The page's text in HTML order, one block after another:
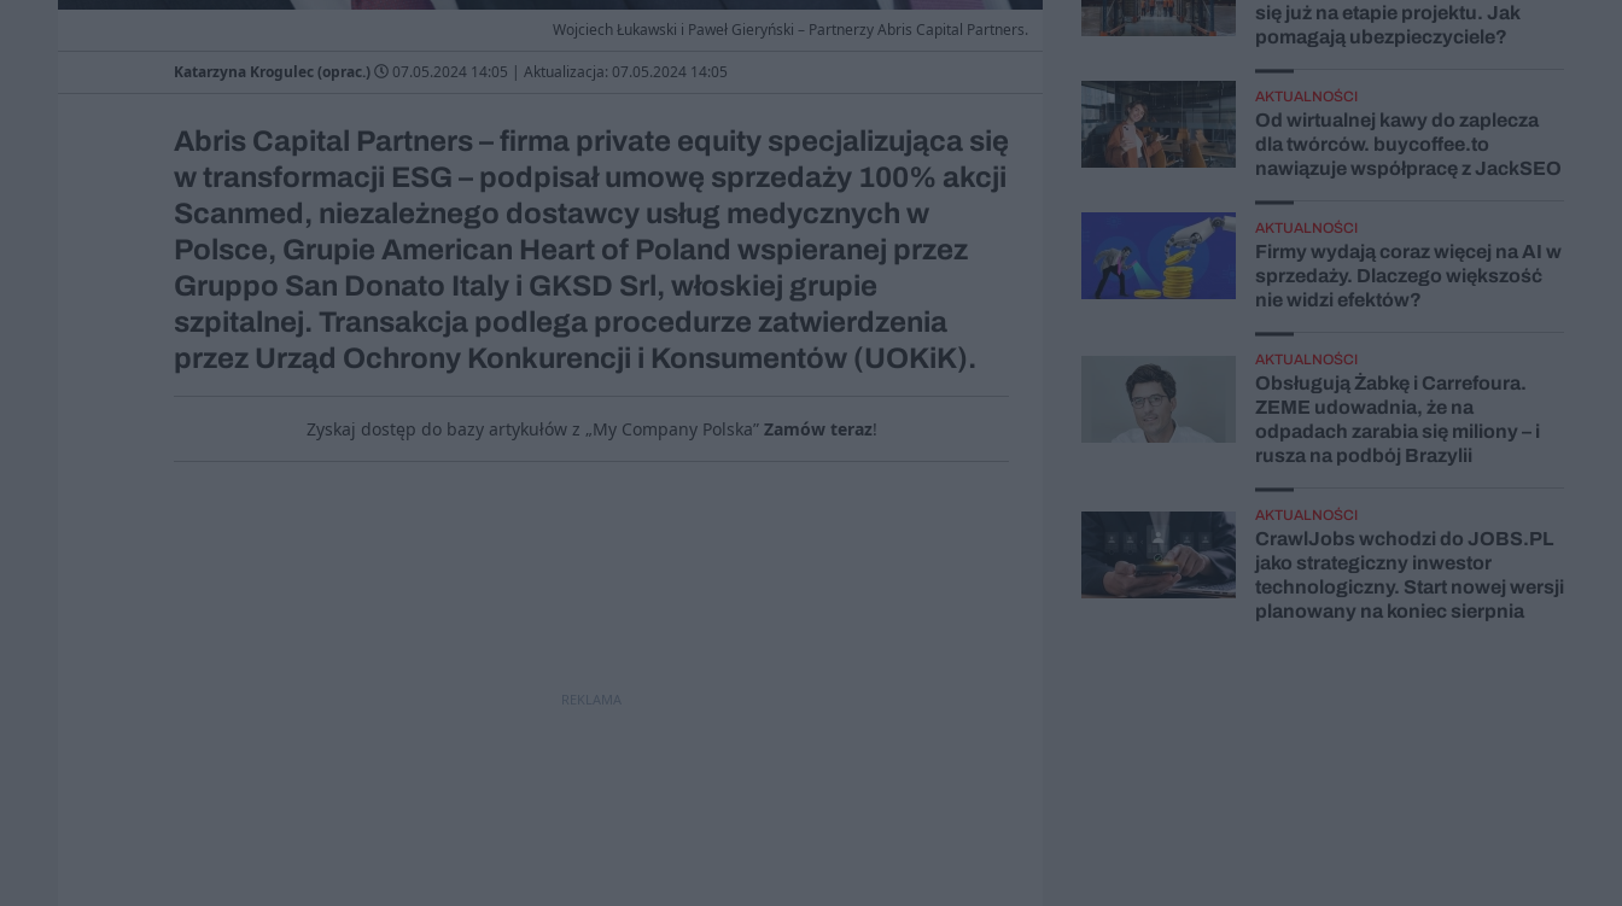
Wojciech Łukawski i Paweł Gieryński – Partnerzy Abris Capital Partners.
Katarzyna Krogulec (oprac.) 07.05.2024 14:05 | Aktualizacja: 07.05.2024 14:05
Abris Capital Partners – firma private equity specjalizująca się
w transformacji ESG – podpisał umowę sprzedaży 100% akcji
Scanmed, niezależnego dostawcy usług medycznych w
Polsce, Grupie American Heart of Poland wspieranej przez
Gruppo San Donato Italy i GKSD Srl, włoskiej grupie
szpitalnej. Transakcja podlega procedurze zatwierdzenia
przez Urząd Ochrony Konkurencji i Konsumentów (UOKiK).
Zyskaj dostęp do bazy artykułów z „My Company Polska” Zamów teraz!
REKLAMA
się już na etapie projektu. Jak
pomagają ubezpieczyciele?
AKTUALNOŚCI
Od wirtualnej kawy do zaplecza
dla twórców. buycoffee.to
nawiązuje współpracę z JackSEO
AKTUALNOŚCI
Firmy wydają coraz więcej na AI w
sprzedaży. Dlaczego większość
nie widzi efektów?
AKTUALNOŚCI
Obsługują Żabkę i Carrefoura.
ZEME udowadnia, że na
odpadach zarabia się miliony – i
rusza na podbój Brazylii
AKTUALNOŚCI
CrawlJobs wchodzi do JOBS.PL
jako strategiczny inwestor
technologiczny. Start nowej wersji
planowany na koniec sierpnia